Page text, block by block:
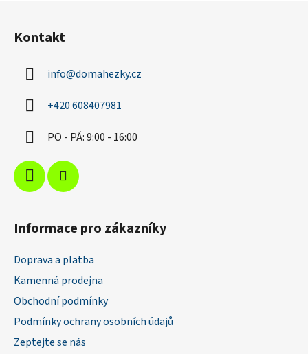
Kontakt
info@domahezky.cz
+420 608407981
PO - PÁ: 9:00 - 16:00
Informace pro zákazníky
Doprava a platba
Kamenná prodejna
Obchodní podmínky
Podmínky ochrany osobních údajů
Zeptejte se nás